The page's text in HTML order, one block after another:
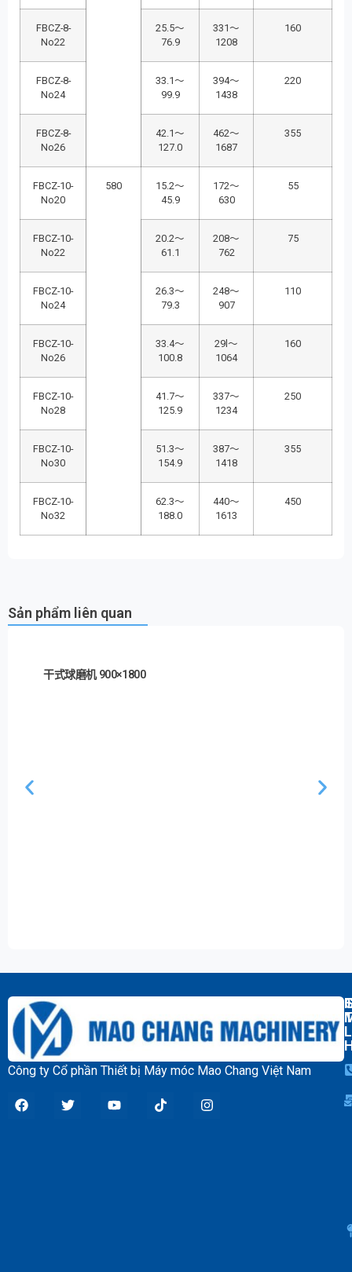
FBCZ-8-
No22
25.5～
76.9
331～
1208
160
FBCZ-8-
No24
33.1～
99.9
394～
1438
220
FBCZ-8-
No26
42.1～
127.0
462～
1687
355
FBCZ-10-
No20
580
15.2～
45.9
172～
630
55
FBCZ-10-
No22
20.2～
61.1
208～
762
75
FBCZ-10-
No24
26.3～
79.3
248～
907
110
FBCZ-10-
No26
33.4～
100.8
29l～
1064
160
FBCZ-10-
No28
41.7～
125.9
337～
1234
250
FBCZ-10-
No30
51.3～
154.9
387～
1418
355
FBCZ-10-
No32
62.3～
188.0
440～
1613
450
Sản phẩm liên quan
干式球磨机 900×1800
Công ty Cổ phần Thiết bị Máy móc Mao Chang Việt Nam